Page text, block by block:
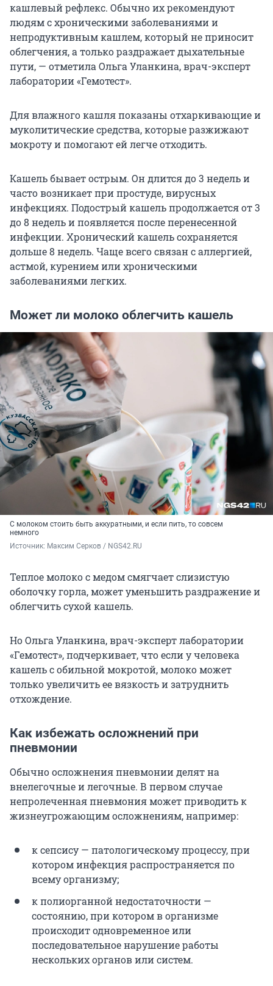
кашлевый рефлекс. Обычно их рекомендуют
людям с хроническими заболеваниями и
непродуктивным кашлем, который не приносит
облегчения, а только раздражает дыхательные
пути, — отметила Ольга Уланкина, врач-эксперт
лаборатории «Гемотест».
Для влажного кашля показаны отхаркивающие и
муколитические средства, которые разжижают
мокроту и помогают ей легче отходить.
Кашель бывает острым. Он длится до 3 недель и
часто возникает при простуде, вирусных
инфекциях. Подострый кашель продолжается от 3
до 8 недель и появляется после перенесенной
инфекции. Хронический кашель сохраняется
дольше 8 недель. Чаще всего связан с аллергией,
астмой, курением или хроническими
заболеваниями легких.
Может ли молоко облегчить кашель
С молоком стоить быть аккуратными, и если пить, то совсем
немного
Источник: Максим Серков / NGS42.RU
Теплое молоко с медом смягчает слизистую
оболочку горла, может уменьшить раздражение и
облегчить сухой кашель.
Но Ольга Уланкина, врач-эксперт лаборатории
«Гемотест», подчеркивает, что если у человека
кашель с обильной мокротой, молоко может
только увеличить ее вязкость и затруднить
отхождение.
Как избежать осложнений при
пневмонии
Обычно осложнения пневмонии делят на
внелегочные и легочные. В первом случае
непролеченная пневмония может приводить к
жизнеугрожающим осложнениям, например:
к сепсису — патологическому процессу, при
котором инфекция распространяется по
всему организму;
к полиорганной недостаточности —
состоянию, при котором в организме
происходит одновременное или
последовательное нарушение работы
нескольких органов или систем.